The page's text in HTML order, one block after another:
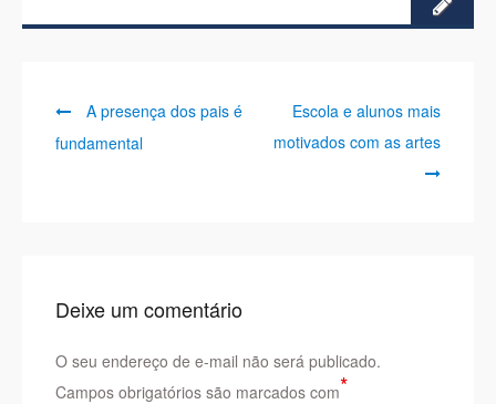
Navegação
de
Previous
post:
A presença dos pais é
fundamental
Next
post:
Escola e alunos mais
motivados com as artes
Deixe um comentário
O seu endereço de e-mail não será publicado.
Campos obrigatórios são marcados com*